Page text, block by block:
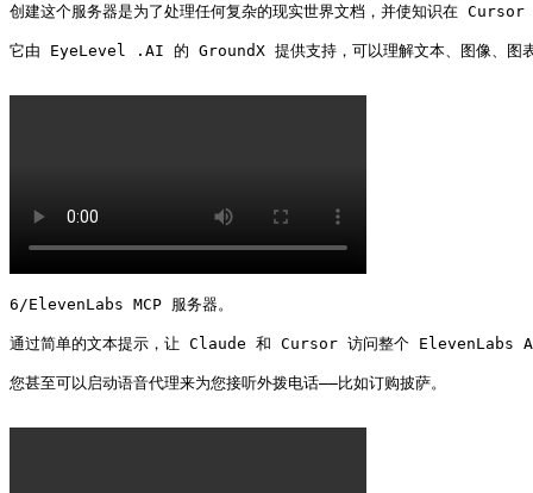
创建这个服务器是为了处理任何复杂的现实世界文档，并使知识在
它由 EyeLevel .AI 的 GroundX 提供支持，可以理解文本、图像、图
6/ElevenLabs MCP 服务器。
通过简单的文本提示，让 Claude 和 Cursor 访问整个 ElevenLabs
您甚至可以启动语音代理来为您接听外拨电话——比如订购披萨。